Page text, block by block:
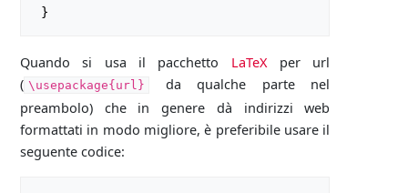
Quando si usa il pacchetto LaTeXper url
( \usepackage{url}
da qualche parte nel
preambolo) che in genere dà indirizzi web
formattati in modo migliore, è preferibile usare il
seguente codice: